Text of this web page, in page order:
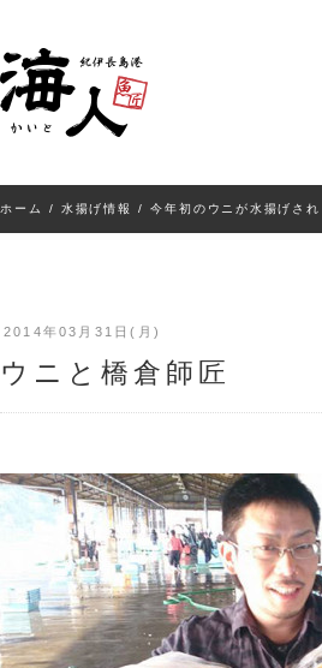
ホーム / 水揚げ情報 /今年初のウニが水揚げされ
2014年03月31日(月)
ウニと橋倉師匠